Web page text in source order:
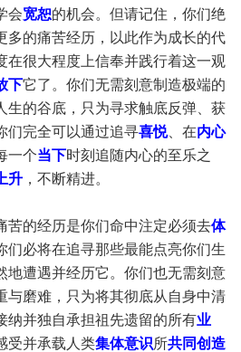
会宽恕的机会。但请记住，你们绝
多的痛苦经历，以此作为成长的代
在很大程度上信奉并践行着这一观
下它了。你们无需刻意制造极端的
生的谷底，只为寻求触底反弹、获
们完全可以通过追寻喜悦、在内心
一个当下时刻追随内心的至乐之
升 ，不断精进。
苦的经历是你们命中注定必须去体
们必将在追寻那些最能点亮你们生
地遭遇并经历它。你们也无需刻意
与磨难，只为将其彻底从自身中清
纳并独自承担祖先遗留的所有业
受并承载人类集体意识所共同创造